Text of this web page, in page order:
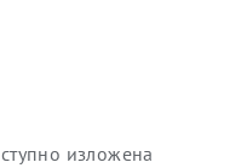
изложена